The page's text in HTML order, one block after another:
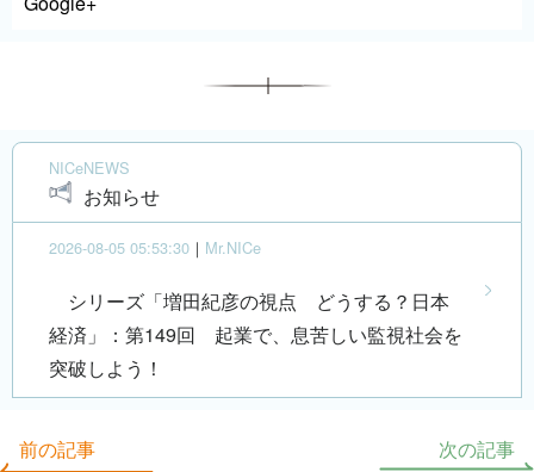
NICeNEWS
お知らせ
2026-08-05 05:53:30 ｜ Mr.NICe
シリーズ「増田紀彦の視点 どうする？日本
経済」：第149回 起業で、息苦しい監視社会を
突破しよう！
前の記事 次の記事